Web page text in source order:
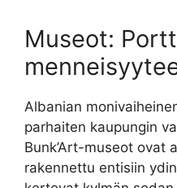
Museot:
Albanian
parhaiten kaupungin
Bunk’Art-museot ovat
rakennettu entisiin